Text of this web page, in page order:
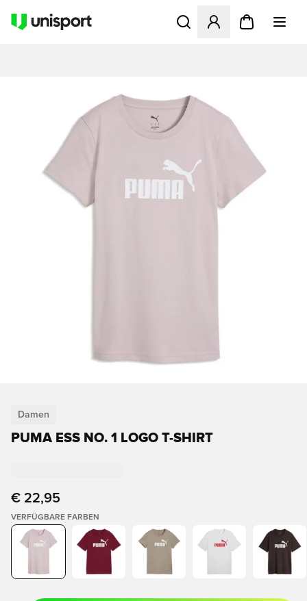
Öffnet ein Fenster zum
Damen
PUMA ESS NO. 1 LOGO T-SHIRT
€ 22,95
VERFÜGBARE FARBEN